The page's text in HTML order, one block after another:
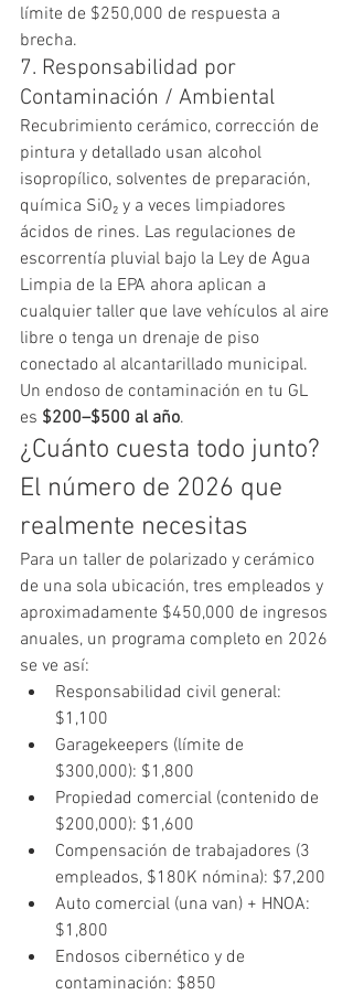
límite de $250,000 de respuesta a
brecha.
7. Responsabilidad por
Contaminación / Ambiental
Recubrimiento cerámico, corrección de
pintura y detallado usan alcohol
isopropílico, solventes de preparación,
química SiO₂ y a veces limpiadores
ácidos de rines. Las regulaciones de
escorrentía pluvial bajo la Ley de Agua
Limpia de la EPA ahora aplican a
cualquier taller que lave vehículos al aire
libre o tenga un drenaje de piso
conectado al alcantarillado municipal.
Un endoso de contaminación en tu GL
es $200–$500 al año.
¿Cuánto cuesta todo junto?
El número de 2026 que
realmente necesitas
Para un taller de polarizado y cerámico
de una sola ubicación, tres empleados y
aproximadamente $450,000 de ingresos
anuales, un programa completo en 2026
se ve así:
Responsabilidad civil general:
$1,100
Garagekeepers (límite de
$300,000): $1,800
Propiedad comercial (contenido de
$200,000): $1,600
Compensación de trabajadores (3
empleados, $180K nómina): $7,200
Auto comercial (una van) + HNOA:
$1,800
Endosos cibernético y de
contaminación: $850